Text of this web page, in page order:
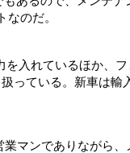
のだ。
を入れているほか、フ
っている。新車は輸
業マンでありながら、